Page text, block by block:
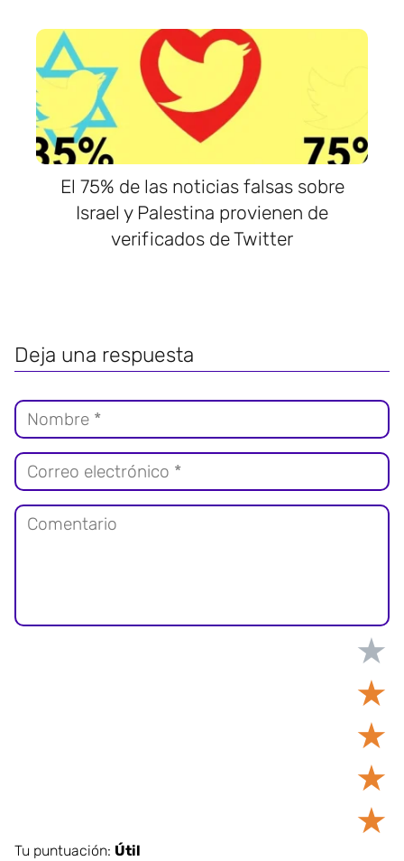
El 75% de las noticias falsas sobre
Israel y Palestina provienen de
verificados de Twitter
Deja una respuesta
★
★
★
★
★
Tu puntuación: Útil